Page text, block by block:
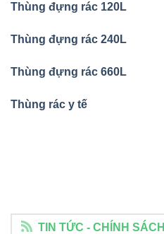
Thùng đựng rác 120L
Thùng đựng rác 240L
Thùng đựng rác 660L
Thùng rác y tế
TIN TỨC - CHÍNH SÁCH